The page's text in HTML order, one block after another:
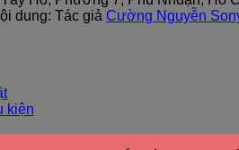
dung: Tác giả Cường Nguyễn
kiện